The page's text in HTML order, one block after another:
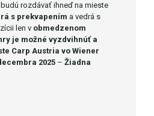
rozdávať ihneď na mieste
s prekvapením a vedrá s
len v obmedzenom
je možné vyzdvihnúť a
Carp Austria vo Wiener
2025 – Žiadna